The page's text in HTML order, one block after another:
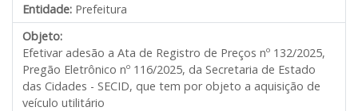
Entidade: Prefeitura
Objeto:
Efetivar adesão a Ata de Registro de Preços nº 132/2025,
Pregão Eletrônico nº 116/2025, da Secretaria de Estado
das Cidades - SECID, que tem por objeto a aquisição de
veículo utilitário